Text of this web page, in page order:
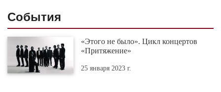
События
«Этого не было». Цикл концертов
«Притяжение»
25 января 2023 г.